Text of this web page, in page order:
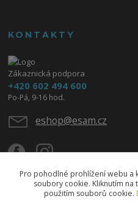
KONTAKTY
Zákaznická podpora
+420 602 494 600
Po-Pá, 9-16 hod.
eshop@esam.cz
Pro pohodlné prohlížení webu a
soubory cookie. Kliknutím
použitím souborů cookie.